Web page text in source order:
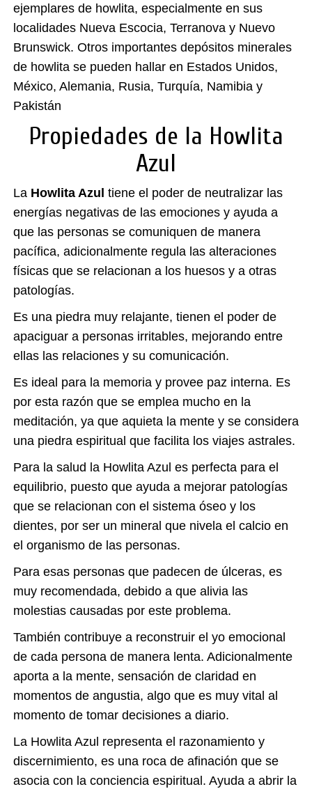
ejemplares de howlita, especialmente en sus
localidades Nueva Escocia, Terranova y Nuevo
Brunswick. Otros importantes depósitos minerales
de howlita se pueden hallar en Estados Unidos,
México, Alemania, Rusia, Turquía, Namibia y
Pakistán
Propiedades de la Howlita
Azul
La Howlita Azul tiene el poder de neutralizar las
energías negativas de las emociones y ayuda a
que las personas se comuniquen de manera
pacífica, adicionalmente regula las alteraciones
físicas que se relacionan a los huesos y a otras
patologías.
Es una piedra muy relajante, tienen el poder de
apaciguar a personas irritables, mejorando entre
ellas las relaciones y su comunicación.
Es ideal para la memoria y provee paz interna. Es
por esta razón que se emplea mucho en la
meditación, ya que aquieta la mente y se considera
una piedra espiritual que facilita los viajes astrales.
Para la salud la Howlita Azul es perfecta para el
equilibrio, puesto que ayuda a mejorar patologías
que se relacionan con el sistema óseo y los
dientes, por ser un mineral que nivela el calcio en
el organismo de las personas.
Para esas personas que padecen de úlceras, es
muy recomendada, debido a que alivia las
molestias causadas por este problema.
También contribuye a reconstruir el yo emocional
de cada persona de manera lenta. Adicionalmente
aporta a la mente, sensación de claridad en
momentos de angustia, algo que es muy vital al
momento de tomar decisiones a diario.
La Howlita Azul representa el razonamiento y
discernimiento, es una roca de afinación que se
asocia con la conciencia espiritual. Ayuda a abrir la